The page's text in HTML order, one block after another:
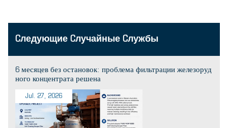
Cледующие Cлучайные Cлужбы
6 месяцев без остановок: проблема фильтрации железоруд
ного концентрата решена
Jul. 27, 2026